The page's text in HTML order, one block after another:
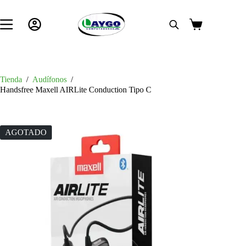
contenido
Carro
Tienda / Audífonos /
Handsfree Maxell AIRLite Conduction Tipo C
AGOTADO